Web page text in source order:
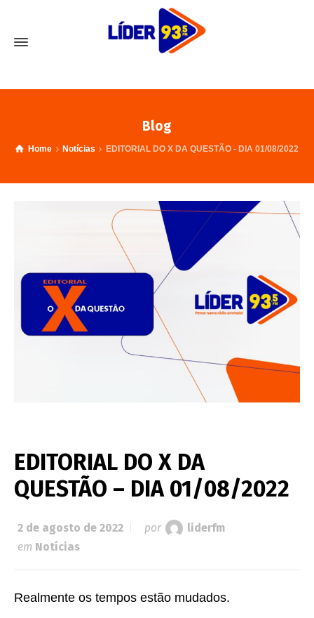
Blog
Home Notícias EDITORIAL DO X DA QUESTÃO - DIA 01/08/2022
EDITORIAL DO X DA
QUESTÃO – DIA 01/08/2022
2 de agosto de 2022 por
liderfm
em Notícias
Realmente os tempos estão mudados.